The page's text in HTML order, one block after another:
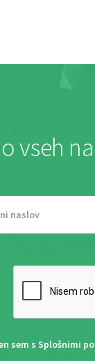
o vseh
sem s Splošnimi